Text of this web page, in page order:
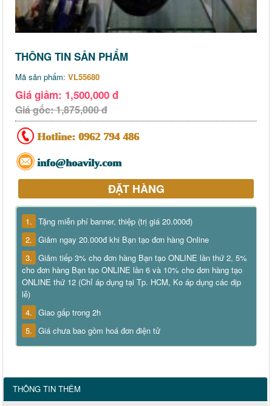
THÔNG TIN SẢN PHẨM
Mã sản phẩm: VL55680
Giá giảm: 1,500,000 đ
Giá gốc: 1,875,000 đ
Hotline: 0962 794 486
info@hoavily.com
ĐẶT HÀNG
1. Tặng miễn phí banner, thiệp (trị giá 20.000đ)
2. Giảm ngay 20.000đ khi Bạn tạo đơn hàng Online
3. Giảm tiếp 3% cho đơn hàng Bạn tạo ONLINE lần thứ 2, 5%
cho đơn hàng Bạn tạo ONLINE lần 6 và 10% cho đơn hàng tạo
ONLINE thứ 12 (Chỉ áp dụng tại Tp. HCM, Ko áp dụng các dịp
lễ)
4. Giao gấp trong 2h
5. Giá chưa bao gồm hoá đơn điện tử
THÔNG TIN THÊM